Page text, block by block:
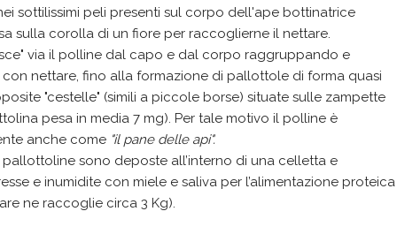
sottilissimi peli presenti sul corpo dell'ape bottinatrice
sulla corolla di un fiore per raccoglierne il nettare.
via il polline dal capo e dal corpo raggruppando e
nettare, fino alla formazione di pallottole di forma quasi
"cestelle" (simili a piccole borse) situate sulle zampette
pesa in media 7 mg). Per tale motivo il polline è
anche come "il pane delle api".
pallottoline sono deposte all’interno di una celletta e
e inumidite con miele e saliva per l’alimentazione proteica
ne raccoglie circa 3 Kg).